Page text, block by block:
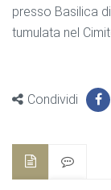
presso Basilica
tumulata nel
Condividi